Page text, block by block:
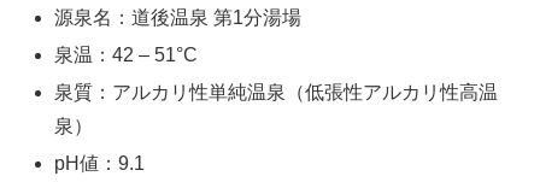
源泉名：道後温泉 第1分湯場
泉温：42 – 51°C
泉質：アルカリ性単純温泉（低張性アルカリ性高温
泉）
pH値：9.1